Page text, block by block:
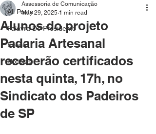
All Posts
Palavra Do Presidente
Evento
Noticias
Alunos do projeto
Padaria Artesanal
receberão certificados
nesta quinta, 17h, no
Sindicato dos Padeiros
de SP
Assessoria de Comunicação
May 29, 2025 1 min read